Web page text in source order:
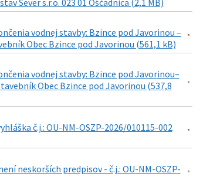
Sever s.r.o. 023 01 Oščadnica (2,1 MB)
vodnej stavby: Bzince pod Javorinou –
Obec Bzince pod Javorinou (561,1 kB)
vodnej stavby: Bzince pod Javorinou–
Obec Bzince pod Javorinou (537,8
č.j.: OU-NM-OSZP-2026/010115-002
neskorších predpisov - č.j.: OU-NM-OSZP-